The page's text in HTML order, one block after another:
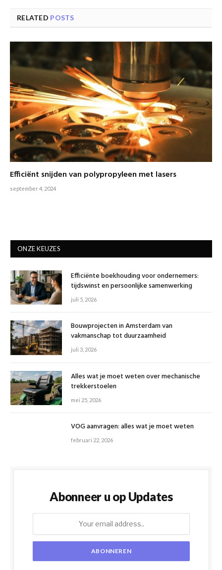
RELATED POSTS
Efficiënt snijden van polypropyleen met lasers
september 4, 2024
ONZE KEUZES
Efficiënte boekhouding voor ondernemers:
tijdswinst en persoonlijke samenwerking
juli 5, 2026
Bouwprojecten in Amsterdam van
vakmanschap tot duurzaamheid
juli 3, 2026
Alles wat je moet weten over mechanische
trekkerstoelen
mei 25, 2026
VOG aanvragen: alles wat je moet weten
februari 22, 2026
Abonneer u op Updates